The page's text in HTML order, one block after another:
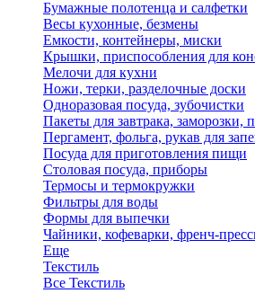
Бумажные полотенца и салфетки
Весы кухонные, безмены
Емкости, контейнеры, миски
Крышки, приспособления для
Мелочи для кухни
Ножи, терки, разделочные доски
Одноразовая посуда, зубочистки
Пакеты для завтрака, заморозки,
Пергамент, фольга, рукав для
Посуда для приготовления пищи
Столовая посуда, приборы
Термосы и термокружки
Фильтры для воды
Формы для выпечки
Чайники, кофеварки, френч-
Еще
Текстиль
Все Текстиль